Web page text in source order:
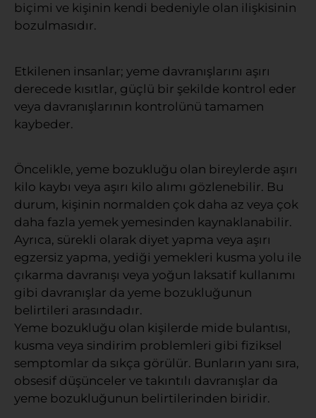
biçimi ve kişinin kendi bedeniyle olan ilişkisinin
bozulmasıdır.
Etkilenen insanlar; yeme davranışlarını aşırı
derecede kısıtlar, güçlü bir şekilde kontrol eder
veya davranışlarının kontrolünü tamamen
kaybeder.
Öncelikle, yeme bozukluğu olan bireylerde aşırı
kilo kaybı veya aşırı kilo alımı gözlenebilir. Bu
durum, kişinin normalden çok daha az veya çok
daha fazla yemek yemesinden kaynaklanabilir.
Ayrıca, sürekli olarak diyet yapma veya aşırı
egzersiz yapma, yediği yemekleri kusma yolu ile
çıkarma davranışı veya yoğun laksatif kullanımı
gibi davranışlar da yeme bozukluğunun
belirtileri arasındadır.
Yeme bozukluğu olan kişilerde mide bulantısı,
kusma veya sindirim problemleri gibi fiziksel
semptomlar da sıkça görülür. Bunların yanı sıra,
obsesif düşünceler ve takıntılı davranışlar da
yeme bozukluğunun belirtilerinden biridir.